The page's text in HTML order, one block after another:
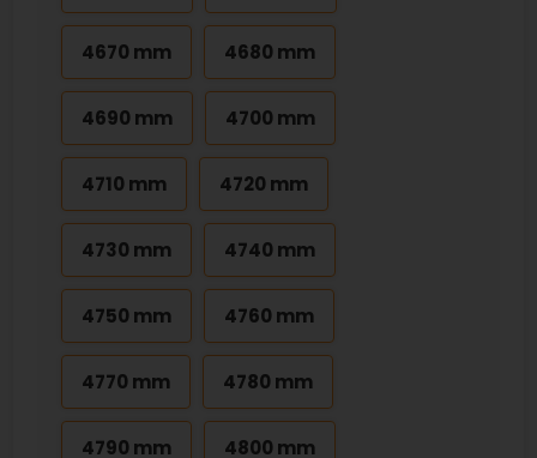
4670 mm 4680 mm
4690 mm 4700 mm
4710 mm 4720 mm
4730 mm 4740 mm
4750 mm 4760 mm
4770 mm 4780 mm
4790 mm 4800 mm